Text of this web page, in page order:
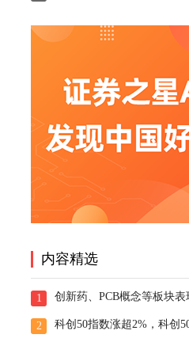
内容精选
1 创新药、PCB概念等板块表
2 科创50指数涨超2%，科创